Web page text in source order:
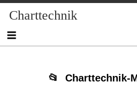
Charttechnik
Charttechnik-